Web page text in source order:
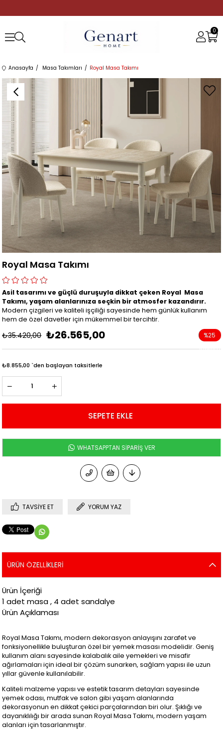
0
Anasayfa Masa Takımları Royal Masa Takımı
Royal Masa Takımı
Asil tasarımı ve güçlü duruşuyla dikkat çeken Royal Masa
Takımı, yaşam alanlarınıza seçkin bir atmosfer kazandırır.
Modern çizgileri ve kaliteli işçiliği sayesinde hem günlük kullanım
hem de özel davetler için mükemmel bir tercihtir.
₺35.420,00 ₺26.565,00 %25
İndirim
₺8.855,00 `den başlayan taksitlerle
WHATSAPPTAN SİPARİŞ VER
TAVSIYE ET YORUM YAZ
ÜRÜN ÖZELLIKLERI
Ürün İçeriği
1 adet masa , 4 adet sandalye
Ürün Açıklaması
Royal Masa Takımı, modern dekorasyon anlayışını zarafet ve
fonksiyonellikle buluşturan özel bir yemek masası modelidir. Geniş
kullanım alanı sayesinde kalabalık aile yemekleri ve misafir
ağırlamaları için ideal bir çözüm sunarken, sağlam yapısı ile uzun
yıllar güvenle kullanılabilir.
Kaliteli malzeme yapısı ve estetik tasarım detayları sayesinde
yemek odası, mutfak ve salon gibi yaşam alanlarında
dekorasyonun en dikkat çekici parçalarından biri olur. Şıklığı ve
dayanıklılığı bir arada sunan Royal Masa Takımı, modern yaşam
alanları için tasarlanmıştır.